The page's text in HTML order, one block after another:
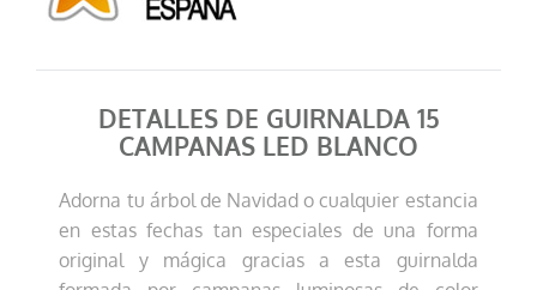
DETALLES DE GUIRNALDA 15
CAMPANAS LED BLANCO
Adorna tu árbol de Navidad o cualquier estancia
en estas fechas tan especiales de una forma
original y mágica gracias a esta guirnalda